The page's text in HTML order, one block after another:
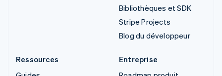
Bibliothèques et SDK
Stripe Projects
Blog du développeur
Ressources
Entreprise